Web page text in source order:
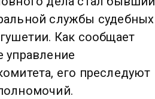
службы судебных
Как сообщает
управление
его преследуют